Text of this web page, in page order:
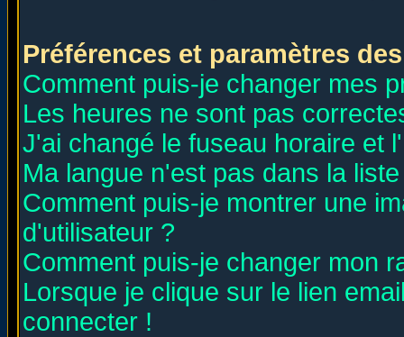
Préférences et paramètres
Comment puis-je changer mes
Les heures ne sont pas
J'ai changé le fuseau horaire et
Ma langue n'est pas dans la
Comment puis-je montrer une
d'utilisateur ?
Comment puis-je changer mon
Lorsque je clique sur le lien
connecter !